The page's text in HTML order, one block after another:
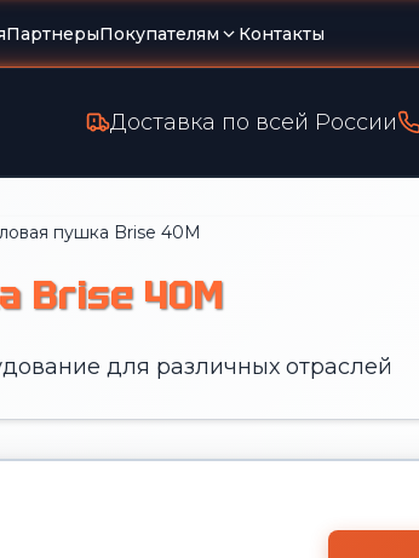
ПартнерыПокупателям Контакты
Доставка по всей России
пушка Brise 40M
Brise 40M
для различных отраслей